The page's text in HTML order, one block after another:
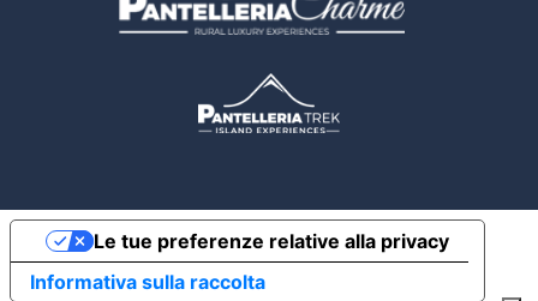
Informativa sulla raccolta
Le tue preferenze relative alla privacy